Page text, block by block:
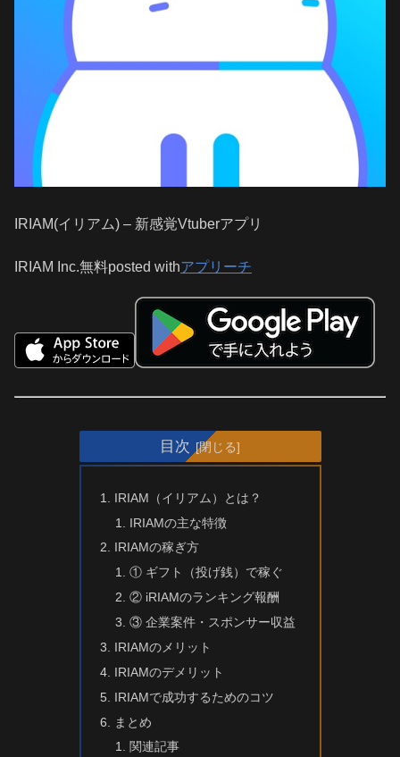
IRIAM(イリアム) – 新感覚Vtuberアプリ
IRIAM Inc.無料posted withアプリーチ
目次
IRIAM（イリアム）とは？
IRIAMの主な特徴
IRIAMの稼ぎ方
① ギフト（投げ銭）で稼ぐ
② iRIAMのランキング報酬
③ 企業案件・スポンサー収益
IRIAMのメリット
IRIAMのデメリット
IRIAMで成功するためのコツ
まとめ
関連記事